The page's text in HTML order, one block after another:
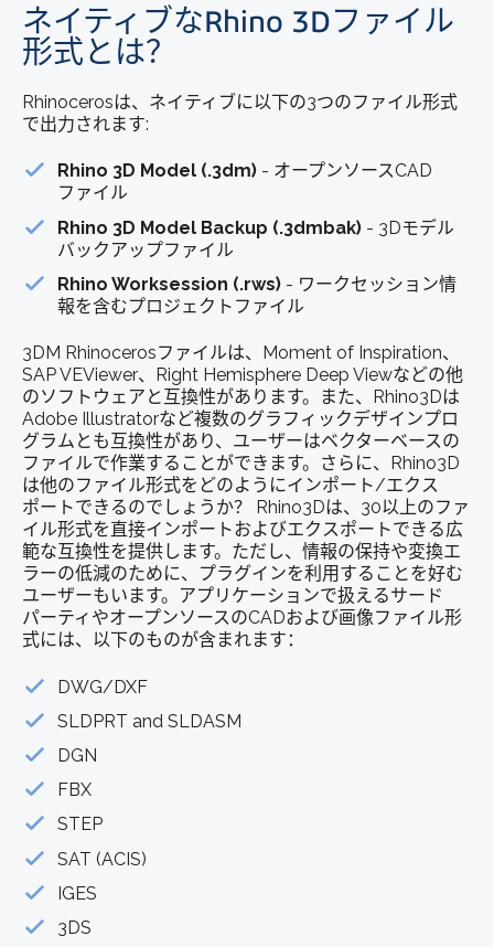
ネイティブなRhino 3Dファイル
形式とは？
Rhinocerosは、ネイティブに以下の3つのファイル形式
で出力されます:
Rhino 3D Model (.3dm) - オープンソースCAD
ファイル
Rhino 3D Model Backup (.3dmbak) - 3Dモデル
バックアップファイル
Rhino Worksession (.rws) - ワークセッション情
報を含むプロジェクトファイル
3DM Rhinocerosファイルは、Moment of Inspiration、
SAP VEViewer、Right Hemisphere Deep Viewなどの他
のソフトウェアと互換性があります。また、Rhino3Dは
Adobe Illustratorなど複数のグラフィックデザインプロ
グラムとも互換性があり、ユーザーはベクターベースの
ファイルで作業することができます。さらに、Rhino3D
は他のファイル形式をどのようにインポート/エクス
ポートできるのでしょうか？ Rhino3Dは、30以上のファ
イル形式を直接インポートおよびエクスポートできる広
範な互換性を提供します。ただし、情報の保持や変換エ
ラーの低減のために、プラグインを利用することを好む
ユーザーもいます。アプリケーションで扱えるサード
パーティやオープンソースのCADおよび画像ファイル形
式には、以下のものが含まれます：
DWG/DXF
SLDPRT and SLDASM
DGN
FBX
STEP
SAT (ACIS)
IGES
3DS